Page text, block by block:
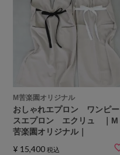
M苦楽園オリジナル
おしゃれエプロン ワンピー
スエプロン エクリュ ｜M
苦楽園オリジナル｜
¥ 15,400 税込